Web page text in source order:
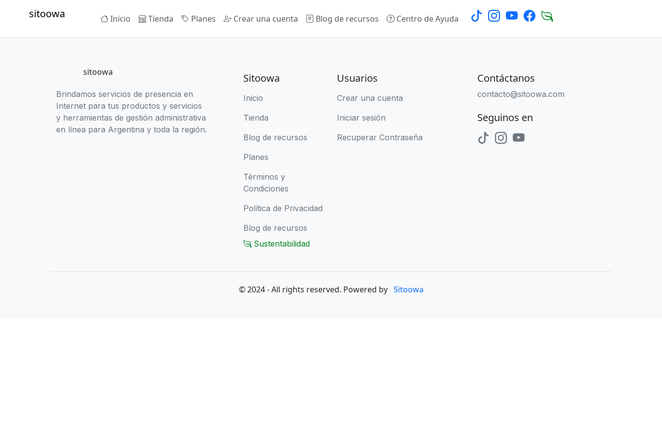
sitoowa Inicio Tienda Planes Crear una cuenta Blog de recursos Centro de Ayuda
sitoowa
Brindamos servicios de presencia en
Internet para tus productos y servicios
y herramientas de gestión administrativa
en línea para Argentina y toda la región.
Sitoowa
Inicio
Tienda
Blog de recursos
Planes
Términos y
Condiciones
Política de Privacidad
Blog de recursos
Sustentabilidad
Usuarios
Crear una cuenta
Iniciar sesión
Recuperar Contraseña
Contáctanos
contacto@sitoowa.com
Seguinos en
© 2024 - All rights reserved. Powered by Sitoowa